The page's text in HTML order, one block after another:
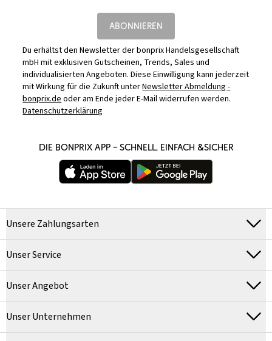
ABONNIEREN
Du erhältst den Newsletter der bonprix Handelsgesellschaft
mbH mit exklusiven Gutscheinen, Trends, Sales und
individualisierten Angeboten. Diese Einwilligung kann jederzeit
mit Wirkung für die Zukunft unterNewsletter Abmeldung -
bonprix.deoder am Ende jeder E-Mail widerrufen werden.
Datenschutzerklärung
DIE BONPRIX APP – SCHNELL, EINFACH &SICHER
Unsere Zahlungsarten
Unser Service
Unser Angebot
Unser Unternehmen